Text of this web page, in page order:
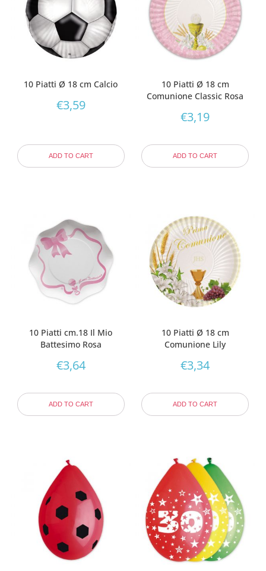
10 Piatti Ø 18 cm Calcio
€3,59
ADD TO CART
10 Piatti Ø 18 cm
Comunione Classic Rosa
€3,19
ADD TO CART
10 Piatti cm.18 Il Mio
Battesimo Rosa
€3,64
ADD TO CART
10 Piatti Ø 18 cm
Comunione Lily
€3,34
ADD TO CART